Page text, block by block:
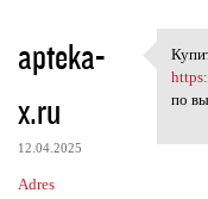
K
o
m
e
n
apteka-
x.ru
12.04.2025
Adres
по